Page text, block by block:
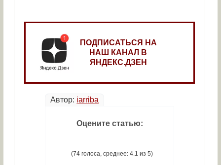
ПОДПИСАТЬСЯ НА
НАШ КАНАЛ В
ЯНДЕКС.ДЗЕН
Автор: iarriba
Оцените статью:
(74 голоса, среднее: 4.1 из 5)